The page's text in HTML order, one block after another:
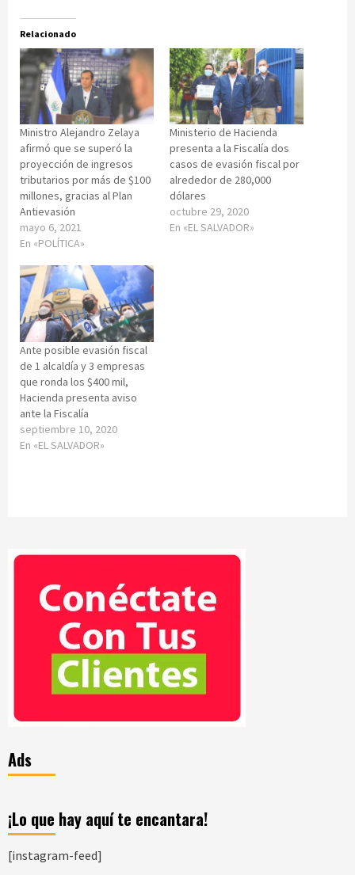
Relacionado
Ministro Alejandro Zelaya
afirmó que se superó la
proyección de ingresos
tributarios por más de $100
millones, gracias al Plan
Antievasión
mayo 6, 2021
En «POLÍTICA»
Ministerio de Hacienda
presenta a la Fiscalía dos
casos de evasión fiscal por
alrededor de 280,000
dólares
octubre 29, 2020
En «EL SALVADOR»
Ante posible evasión fiscal
de 1 alcaldía y 3 empresas
que ronda los $400 mil,
Hacienda presenta aviso
ante la Fiscalía
septiembre 10, 2020
En «EL SALVADOR»
Ads
¡Lo que hay aquí te encantara!
[instagram-feed]